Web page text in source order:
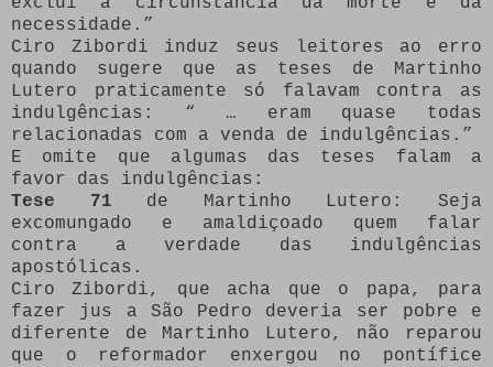
necessidade.”
Ciro Zibordi induz seus leitores ao erro
quando sugere que as teses de Martinho
Lutero praticamente só falavam contra as
indulgências: “ … eram quase todas
relacionadas com a venda de indulgências.”
E omite que algumas das teses falam a
favor das indulgências:
Tese 71 de Martinho Lutero: Seja
excomungado e amaldiçoado quem falar
contra a verdade das indulgências
apostólicas.
Ciro Zibordi, que acha que o papa, para
fazer jus a São Pedro deveria ser pobre e
diferente de Martinho Lutero, não reparou
que o reformador enxergou no pontífice